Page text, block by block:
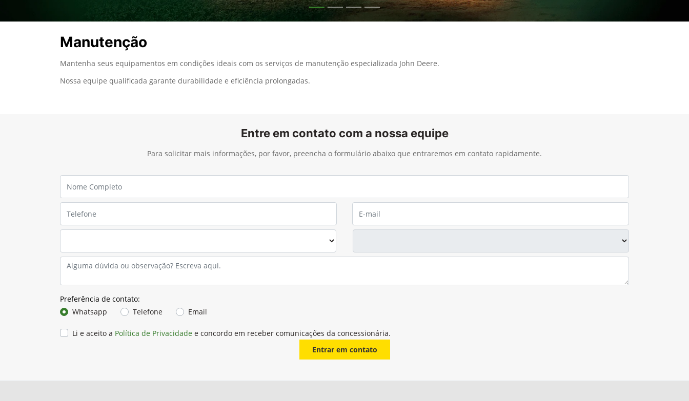
Manutenção
Mantenha seus equipamentos em condições ideais com os serviços de manutenção especializada John Deere.
Nossa equipe qualificada garante durabilidade e eficiência prolongadas.
Entre em contato com a nossa equipe
Para solicitar mais informações, por favor, preencha o formulário abaixo que entraremos em contato rapidamente.
Preferência de contato:
Whatsapp
Telefone Email
Li e aceito a Política de Privacidade e concordo em receber comunicações da concessionária.
Entrar em contato